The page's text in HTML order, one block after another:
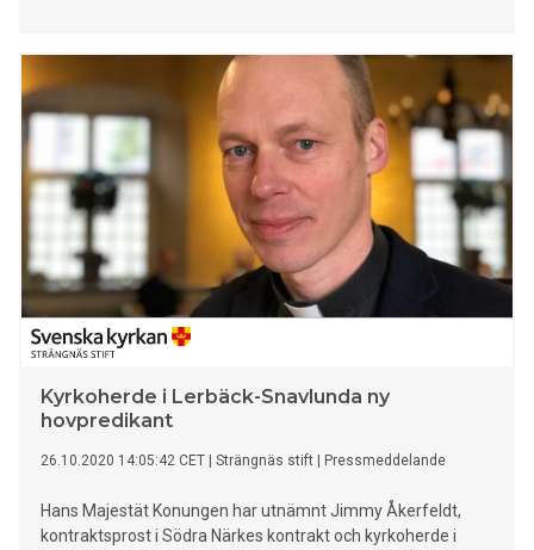
Kyrkoherde i Lerbäck-Snavlunda ny
hovpredikant
26.10.2020 14:05:42 CET Strängnäs stift Pressmeddelande
Hans Majestät Konungen har utnämnt Jimmy Åkerfeldt,
kontraktsprost i Södra Närkes kontrakt och kyrkoherde i